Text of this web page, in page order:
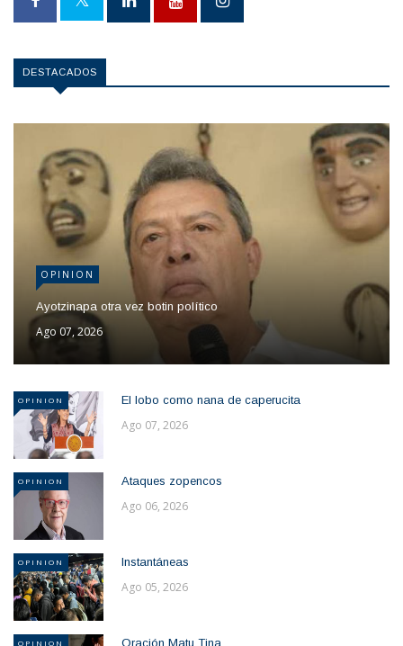
DESTACADOS
OPINION
Ayotzinapa otra vez botin político
Ago 07, 2026
OPINION El lobo como nana de caperucita
Ago 07, 2026
OPINION Ataques zopencos
Ago 06, 2026
OPINION Instantáneas
Ago 05, 2026
OPINION Oración Matu Tina